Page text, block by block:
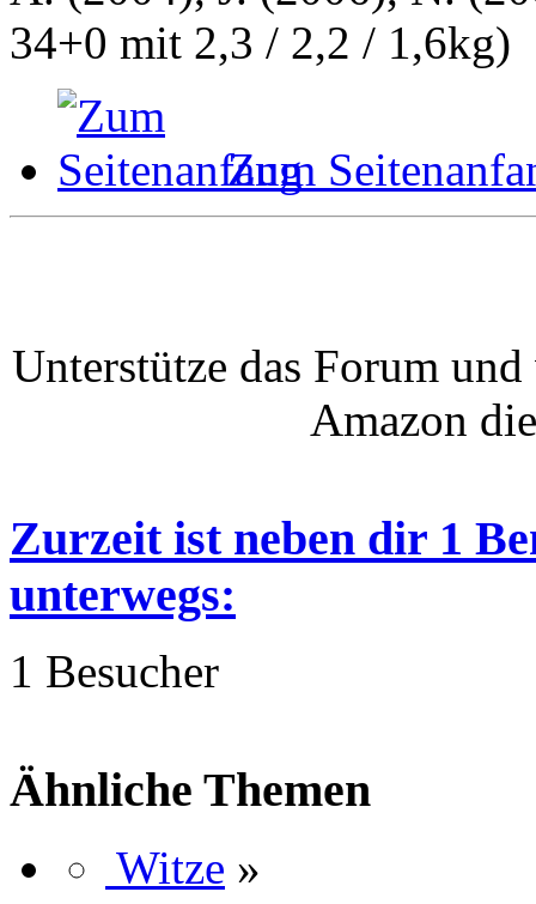
34+0 mit 2,3 / 2,2 / 1,6kg)
Zum
Unterstütze das Forum
Amazon
Zurzeit ist neben dir 1
unterwegs:
1 Besucher
Ähnliche Themen
Witze »